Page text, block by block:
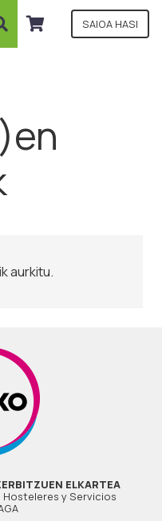
SAIOA HASI
aurkitu.
ELKARTEA
y Servicios